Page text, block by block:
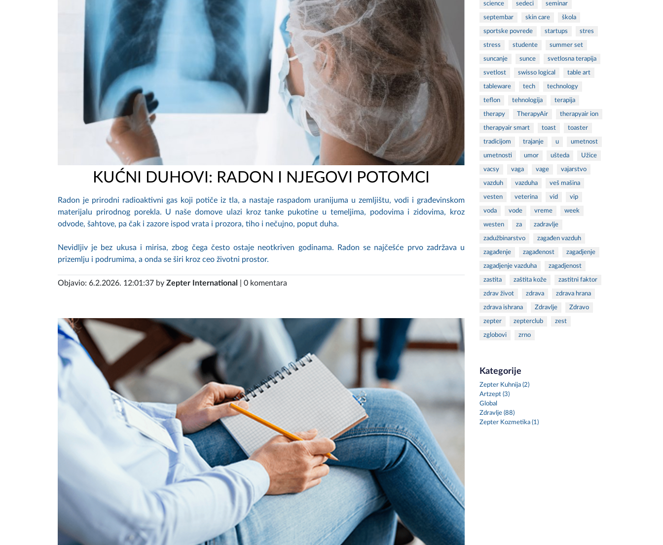
KUĆNI DUHOVI: RADON I NJEGOVI POTOMCI
Radon je prirodni radioaktivni gas koji potiče iz tla, a nastaje raspadom uranijuma u zemljištu, vodi i građevinskom
materijalu prirodnog porekla. U naše domove ulazi kroz tanke pukotine u temeljima, podovima i zidovima, kroz
odvode, šahtove, pa čak i zazore ispod vrata i prozora, tiho i nečujno, poput duha.
Nevidljiv je bez ukusa i mirisa, zbog čega često ostaje neotkriven godinama. Radon se najčešće prvo zadržava u
prizemlju i podrumima, a onda se širi kroz ceo životni prostor.
Objavio: 6.2.2026. 12:01:37 by Zepter International | 0 komentara
science sedeci seminar
septembar skin care škola
sportske povrede startups stres
stress studente summer set
suncanje sunce svetlosna terapija
svetlost swisso logical table art
tableware tech technology
teflon tehnologija terapija
therapy TherapyAir therapyair ion
therapyair smart toast toaster
tradicijom trajanje u umetnost
umetnosti umor ušteda Užice
vacsy vaga vage vajarstvo
vazduh vazduha veš mašina
vesten veterina vid vip
voda vode vreme week
westen za zadravlje
zadužbinarstvo zagađen vazduh
zagađenje zagađenost zagadjenje
zagadjenje vazduha zagadjenost
zastita zaštita kože zastitni faktor
zdrav život zdrava zdrava hrana
zdrava ishrana Zdravlje Zdravo
zepter zepterclub zest
zglobovi zrno
Kategorije
Zepter Kuhnija (2)
Artzept (3)
Global
Zdravlje (88)
Zepter Kozmetika (1)